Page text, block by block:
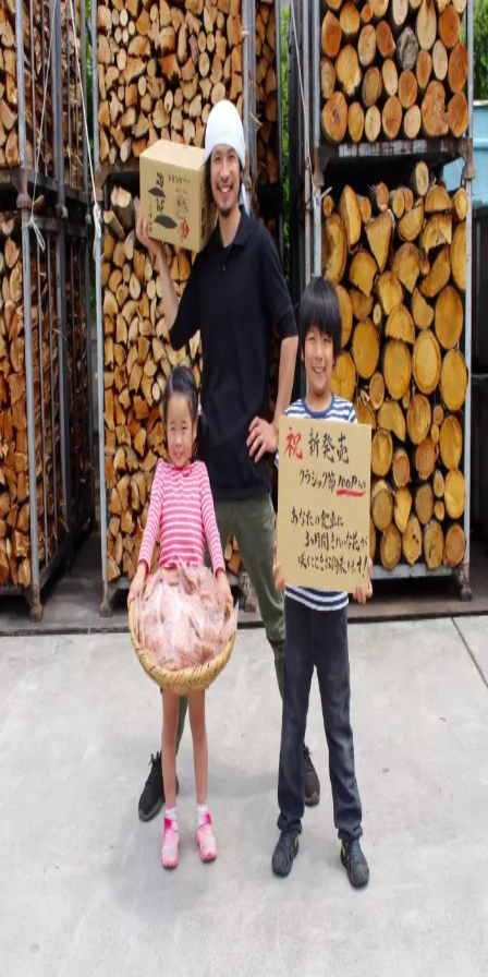
金七商店
お客様に、
きちんとお届けするために。
ただいま、オンラインショップを整えております。
販売再開のお知らせは、公式LINEでお届けします。
公式LINEに登録する
ご注文などのお問い合わせ
ご注文や商品については、下記よりご連絡ください。
公式サイトhttp://kaneshichi.co.jp/ 電話0993-72-1894メー
ルinfo@kaneshichi.co.jp